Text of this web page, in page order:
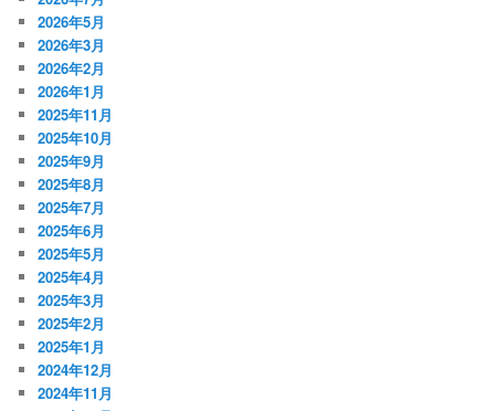
2026年5月
2026年3月
2026年2月
2026年1月
2025年11月
2025年10月
2025年9月
2025年8月
2025年7月
2025年6月
2025年5月
2025年4月
2025年3月
2025年2月
2025年1月
2024年12月
2024年11月